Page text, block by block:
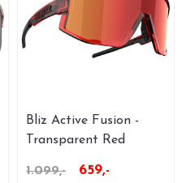
Bliz Active Fusion -
Transparent Red
1.099,- 659,-